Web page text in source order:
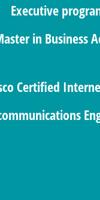
Executive
in Business
Certified